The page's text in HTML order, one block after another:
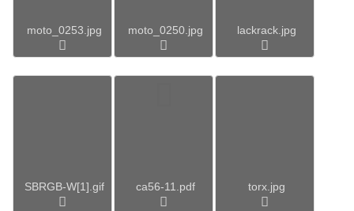
moto_0253.jpg moto_0250.jpg lackrack.jpg
SBRGB-W[1].gif ca56-11.pdf torx.jpg